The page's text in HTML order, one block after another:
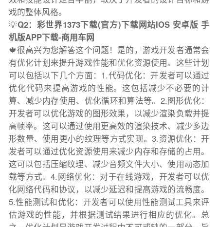
戏的整体风格。
💡Q2：彩世界1373下载(官方)下载网站IOS 安卓版 手
机版APP下载-商用车网
🍁很高兴为您解答这个问题！是的，游戏开发者通常会
有优化计划来提升游戏性能和优化资源使用。这些计划
可以包括以下几个方面：1.代码优化：开发者可以通过
优化代码来提高游戏的性能。这包括减少不必要的计
算、减少内存使用、优化循环和算法等。2.图形优化：
开发者可以优化游戏的图形效果，以减少渲染负载并提
高帧率。这可以通过使用更高效的渲染技术、减少多边
形数量、使用更小的纹理等方式实现。3.资源优化：开
发者可以通过优化资源使用来减少内存和存储的占用。
这可以包括压缩纹理、减少音频文件大小、使用动态加
载等方式。4.网络优化：对于在线游戏，开发者可以优
化网络代码和协议，以减少延迟和提高游戏的流畅度。
5.性能测试和优化：开发者可以使用性能测试工具来评
估游戏的性能，并根据测试结果进行相应的优化。总